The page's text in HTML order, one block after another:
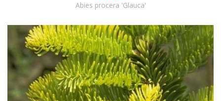
Abies procera 'Glauca'